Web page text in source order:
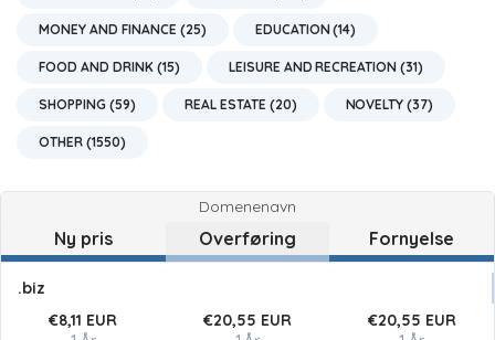
MONEY AND FINANCE (25) EDUCATION (14)
FOOD AND DRINK (15) LEISURE AND RECREATION (31)
SHOPPING (59) REAL ESTATE (20) NOVELTY (37)
OTHER (1550)
Domenenavn
Ny pris Overføring Fornyelse
.biz
€8,11 EUR
€20,55 EUR
€20,55 EUR